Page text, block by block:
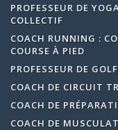
PROFESSEUR DE
COLLECTIF
COACH RUNNING :
COURSE À PIED
PROFESSEUR DE GOLF
COACH DE CIRCUIT
COACH DE
COACH DE